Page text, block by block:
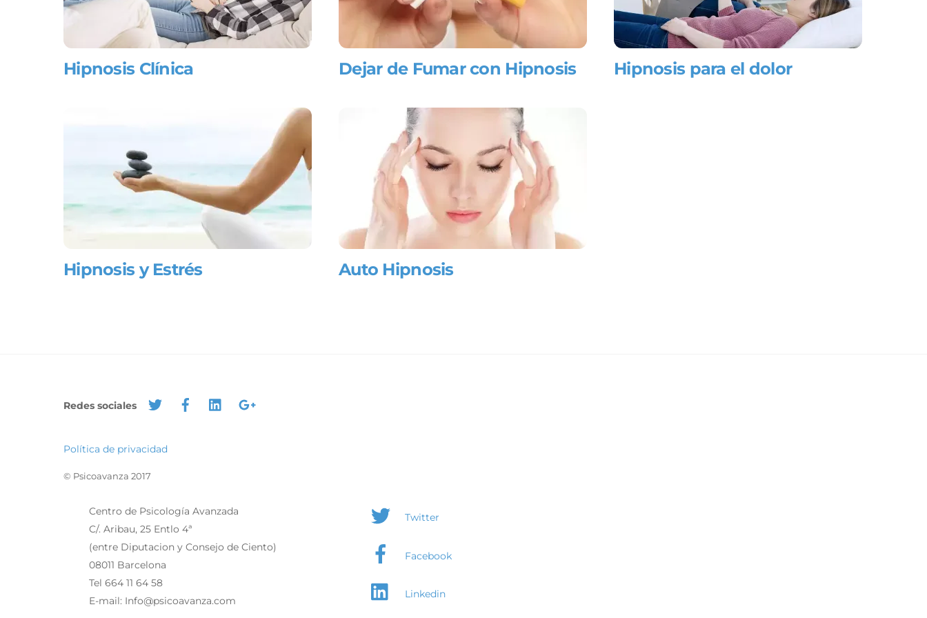
Hipnosis Clínica Dejar de Fumar con Hipnosis Hipnosis para el dolor
Hipnosis y Estrés Auto Hipnosis
Redes sociales
Política de privacidad
© Psicoavanza 2017
Centro de Psicología Avanzada
C/. Aribau, 25 Entlo 4ª
(entre Diputacion y Consejo de Ciento)
08011 Barcelona
Tel 664 11 64 58
E-mail: Info@psicoavanza.com
Twitter
Facebook
Linkedin